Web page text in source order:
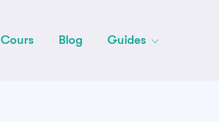
Cours Blog Guides